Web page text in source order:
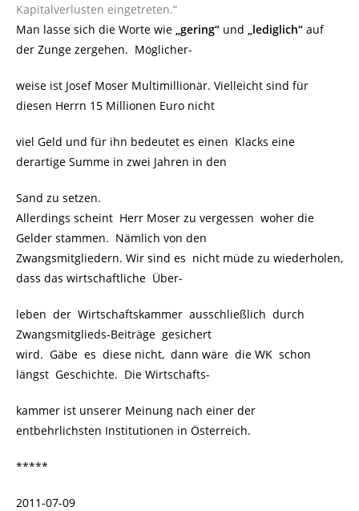
Kapitalverlusten eingetreten.“
Man lasse sich die Worte wie „gering“ und „lediglich“ auf
der Zunge zergehen. Möglicher-
weise ist Josef Moser Multimillionär. Vielleicht sind für
diesen Herrn 15 Millionen Euro nicht
viel Geld und für ihn bedeutet es einen Klacks eine
derartige Summe in zwei Jahren in den
Sand zu setzen.
Allerdings scheint Herr Moser zu vergessen woher die
Gelder stammen. Nämlich von den
Zwangsmitgliedern. Wir sind es nicht müde zu wiederholen,
dass das wirtschaftliche Über-
leben der Wirtschaftskammer ausschließlich durch
Zwangsmitglieds-Beiträge gesichert
wird. Gäbe es diese nicht, dann wäre die WK schon
längst Geschichte. Die Wirtschafts-
kammer ist unserer Meinung nach einer der
entbehrlichsten Institutionen in Österreich.
*****
2011-07-09